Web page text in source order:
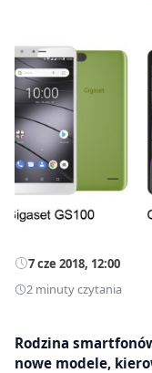
7 cze 2018, 12:00
2 minuty czytania
Rodzina
nowe modele,